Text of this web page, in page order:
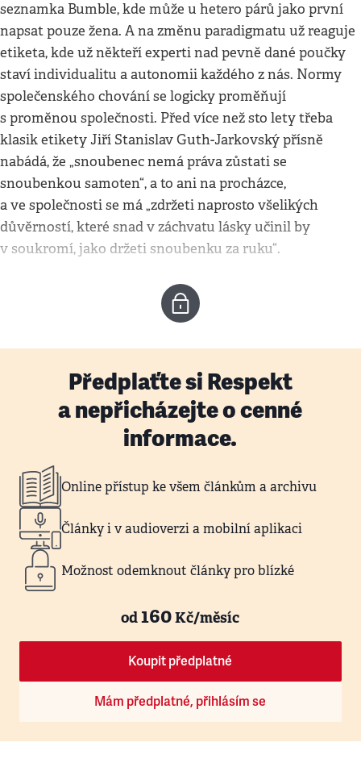
seznamka Bumble, kde může u hetero párů jako první
napsat pouze žena. A na změnu paradigmatu už reaguje
etiketa, kde už někteří experti nad pevně dané poučky
staví individualitu a autonomii každého z nás. Normy
společenského chování se logicky proměňují
s proměnou společnosti. Před více než sto lety třeba
klasik etikety Jiří Stanislav Guth-Jarkovský přísně
nabádá, že „snoubenec nemá práva zůstati se
snoubenkou samoten“, a to ani na procházce,
a ve společnosti se má „zdržeti naprosto všelikých
důvěrností, které snad v záchvatu lásky učinil by
v soukromí, jako držeti snoubenku za ruku“.
Předplaťte si Respekt
a nepřicházejte o cenné
informace.
Online přístup ke všem článkům a archivu
Články i v audioverzi a mobilní aplikaci
Možnost odemknout články pro blízké
od160Kč/měsíc
Koupit předplatné
Mám předplatné, přihlásím se